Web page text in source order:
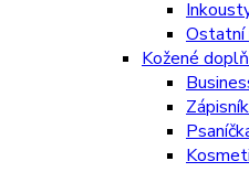
Ostatní
Kožené